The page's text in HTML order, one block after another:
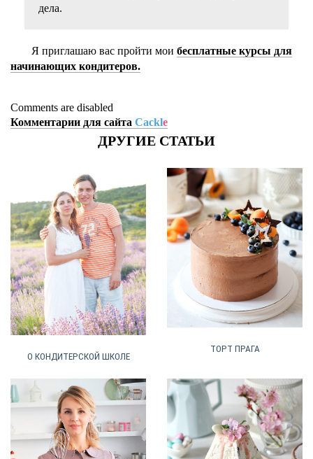
дела.
Я приглашаю вас пройти мои бесплатные курсы для
начинающих кондитеров.
Comments are disabled
Комментарии для сайта Cackle
ДРУГИЕ СТАТЬИ
О КОНДИТЕРСКОЙ ШКОЛЕ
ТОРТ ПРАГА